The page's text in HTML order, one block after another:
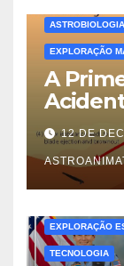
ASTROBIOLOGIA
EXPLORAÇÃO
A
Outro
12 DE
EXPLORAÇÃO
TECNOLOGIA